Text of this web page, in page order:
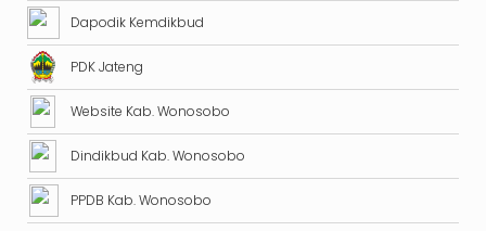
Dapodik Kemdikbud
PDK Jateng
Website Kab. Wonosobo
Dindikbud Kab. Wonosobo
PPDB Kab. Wonosobo